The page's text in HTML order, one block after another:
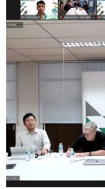
ติดต่อเรา
สายตรงผู้บริ